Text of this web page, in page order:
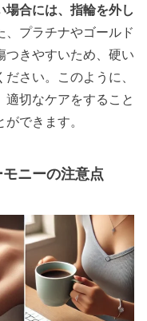
場合には、指輪を外し
、プラチナやゴールド
つきやすいため、硬い
さい。このように、
切なケアをすること
できます。
ニーの注意点